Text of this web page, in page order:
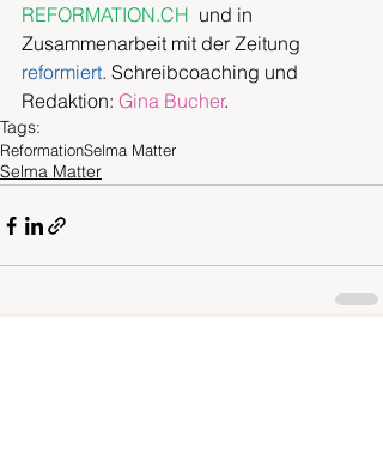
REFORMATION.CH
  und in
Zusammenarbeit mit der Zeitung
reformiert. Schreibcoaching und
Redaktion: Gina Bucher.
Tags:
ReformationSelma Matter
Selma Matter